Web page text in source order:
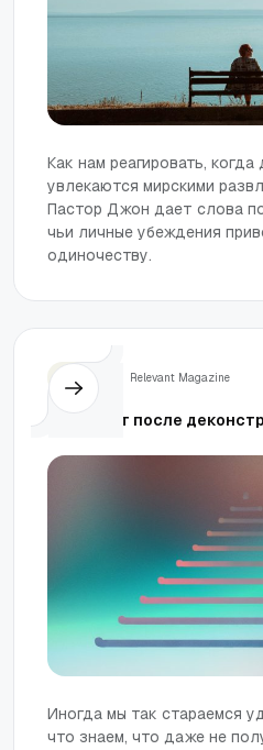
Как нам реагировать, когда
увлекаются мирскими
Пастор Джон дает слова
чьи личные убеждения
одиночеству.
Relevant Magazine
Что будет после
Иногда мы так стараемся
что знаем, что даже не